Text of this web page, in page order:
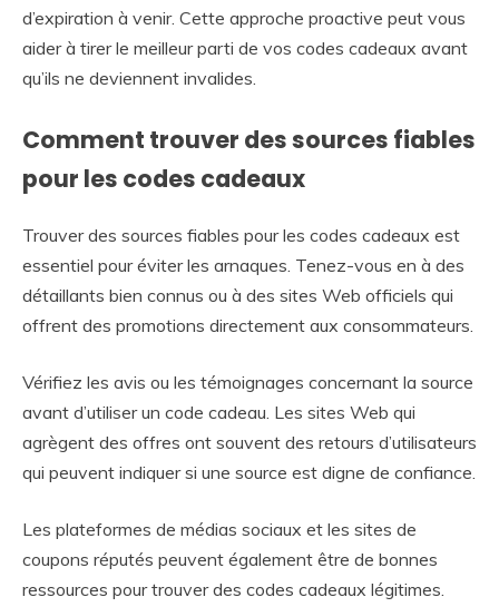
d’expiration à venir. Cette approche proactive peut vous
aider à tirer le meilleur parti de vos codes cadeaux avant
qu’ils ne deviennent invalides.
Comment trouver des sources fiables
pour les codes cadeaux
Trouver des sources fiables pour les codes cadeaux est
essentiel pour éviter les arnaques. Tenez-vous en à des
détaillants bien connus ou à des sites Web officiels qui
offrent des promotions directement aux consommateurs.
Vérifiez les avis ou les témoignages concernant la source
avant d’utiliser un code cadeau. Les sites Web qui
agrègent des offres ont souvent des retours d’utilisateurs
qui peuvent indiquer si une source est digne de confiance.
Les plateformes de médias sociaux et les sites de
coupons réputés peuvent également être de bonnes
ressources pour trouver des codes cadeaux légitimes.